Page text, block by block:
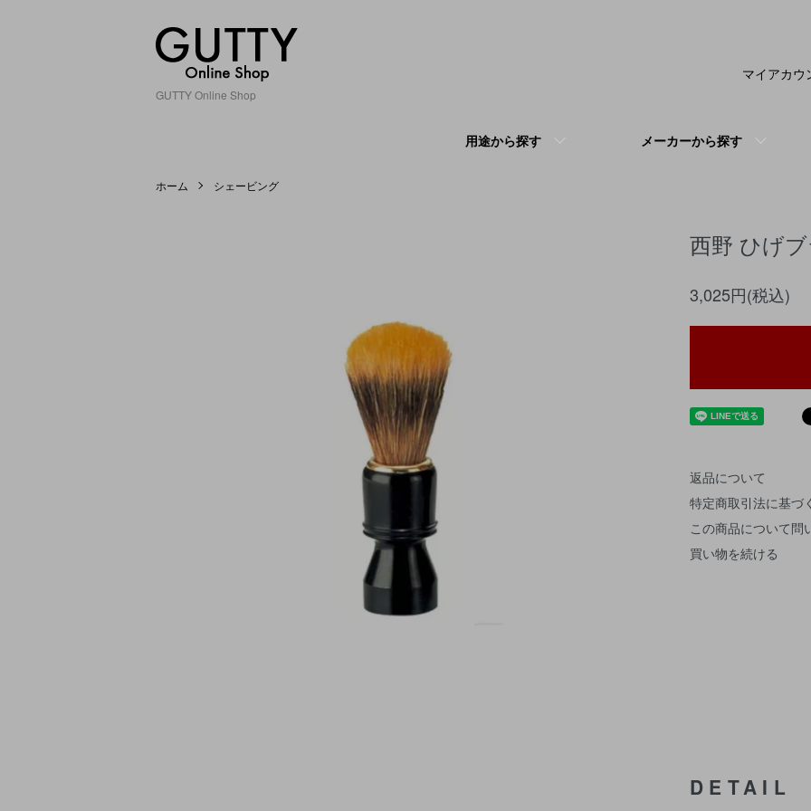
GUTTY Online Shop
用途から探す メーカーから探す
マイアカウ
ホーム シェービング
西野 ひげ
3,025円(税込)
返品について
特定商取引法に基づ
この商品について問
買い物を続ける
DETAIL